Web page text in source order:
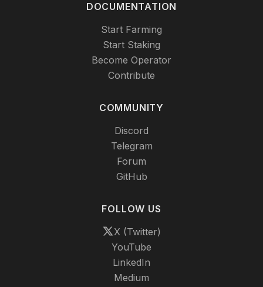
DOCUMENTATION
Start Farming
Start Staking
Become Operator
Contribute
COMMUNITY
Discord
Telegram
Forum
GitHub
FOLLOW US
X (Twitter)
YouTube
LinkedIn
Medium